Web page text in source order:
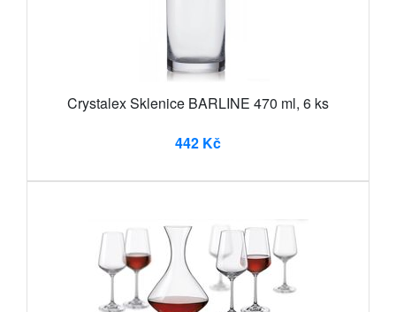
Crystalex Sklenice BARLINE 470 ml, 6 ks
442 Kč